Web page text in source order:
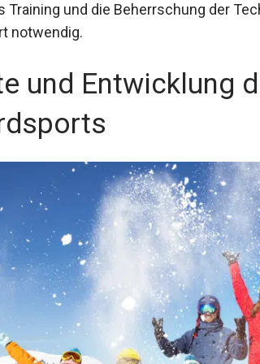
Training und die Beherrschung der
notwendig.
und Entwicklung